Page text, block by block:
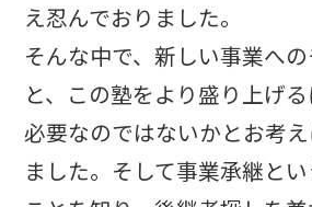
え忍んでおりました。
そんな中で、新しい事業へ
と、この塾をより盛り上げ
必要なのではないかとお考
ました。そして事業承継と